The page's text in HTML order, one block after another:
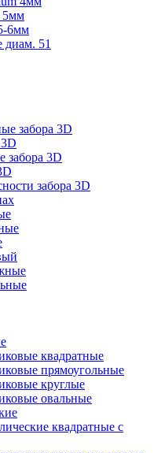
5мм
6мм
диам. 51
забора 3D
забора 3D
забора 3D
квадратные
прямоугольные
круглые
овальные
квадратные с